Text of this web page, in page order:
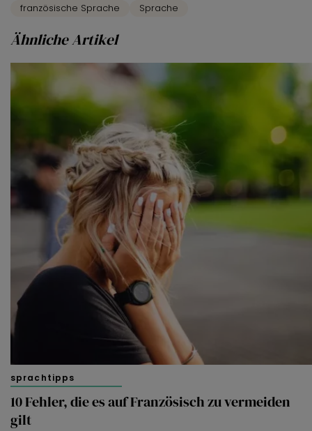
französische Sprache Sprache
Ähnliche Artikel
sprachtipps
10 Fehler, die es auf Französisch zu vermeiden
gilt